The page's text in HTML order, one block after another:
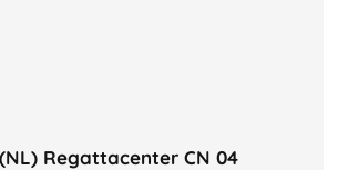
Regattacenter CN 04